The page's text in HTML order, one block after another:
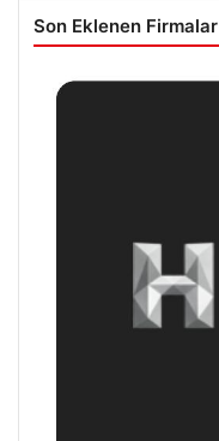
Son Eklenen Firmalar